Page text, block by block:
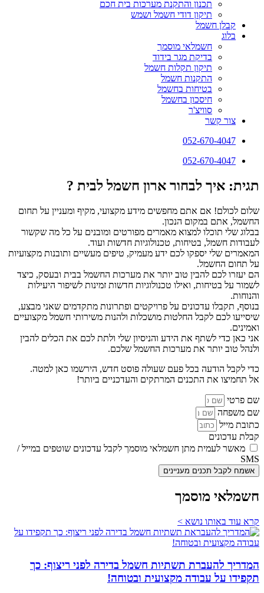
תכנון והתקנת מערכות בית חכם
תיקון דודי חשמל ושמש
קבלן חשמל
בלוג
חשמלאי מוסמך
בדיקת מגר בידוד
תיקון תקלות חשמל
התקנות חשמל
בטיחות בחשמל
חיסכון בחשמל
סוויצ'ר
צור קשר
052-670-4047
052-670-4047
תגית: איך לבחור ארון חשמל לבית ?
שלום לכולם! אם אתם מחפשים מידע מקצועי, מקיף ומעניין על תחום
החשמל, אתם במקום הנכון.
בבלוג שלי תוכלו למצוא מאמרים מפורטים ומובנים על כל מה שקשור
לעבודות חשמל, בטיחות, טכנולוגיות חדשות ועוד.
המאמרים שלי יספקו לכם ידע מעמיק, טיפים מעשיים ותובנות מקצועיות
על תחום החשמל.
הם יעזרו לכם להבין טוב יותר את מערכות החשמל בבית ובעסק, כיצד
לשמור על בטיחות, ואילו טכנולוגיות חדשות זמינות לשיפור היעילות
והנוחות.
בנוסף, תקבלו עדכונים על פרויקטים ופתרונות מתקדמים שאני מבצע,
שיסייעו לכם לקבל החלטות מושכלות ולהנות משירותי חשמל מקצועיים
ואמינים.
אני כאן כדי לשתף את הידע והניסיון שלי ולתת לכם את הכלים להבין
ולנהל טוב יותר את מערכות החשמל שלכם.
כדי לקבל הודעה בכל פעם שעולה פוסט חדש, הירשמו כאן למטה.
אל תחמיצו את התכנים המרתקים והעדכניים ביותר!
שם פרטי
שם משפחה
כתובת מייל
קבלת עדכונים
מאשר לעמית מתן חשמלאי מוסמך לקבל עדכונים שוטפים במייל /
SMS
אשמח לקבל תכנים מעניינים
חשמלאי מוסמך
קרא עוד באותו נושא >
המדריך להעברת תשתיות חשמל בדירה לפני ריצוף: כך
תקפידו על עבודה מקצועית ובטוחה!